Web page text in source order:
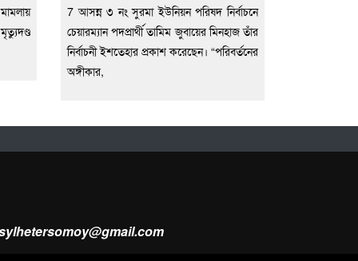
7 আসন্ন ৩ নং সুরমা ইউনিয়ন পরিষদ নির্বাচনে
চেয়ারম্যান পদপ্রার্থী তামিম জুবায়ের মিনহাজ তাঁর
নির্বাচনী ইশতেহার প্রকাশ করেছেন। “পরিবর্তনের
অঙ্গীকার,